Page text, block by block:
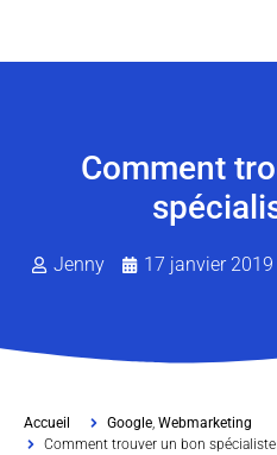
Comment
Jenny 17 janvier 2019
Accueil Google, Webmarketing
Comment trouver un bon spécialiste